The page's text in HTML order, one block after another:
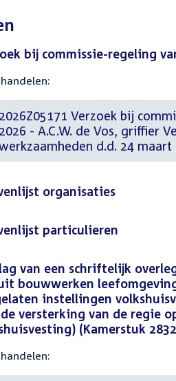
bij commissie-regeling
2026Z05171 Verzoek bij
2026 - A.C.W. de Vos, griffier
d.d. 24 maart
organisaties
particulieren
van een schriftelijk
bouwwerken
instellingen
versterking van de regie
(Kamerstuk